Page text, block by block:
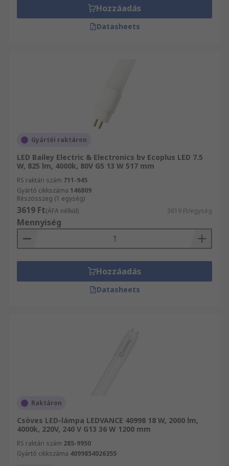
Hozzáadás
Datasheets
Gyártói raktáron
LED Bailey Electric & Electronics bv Ecoplus LED 7.5
W, 825 lm, 4000k, 80V G5 13 W 517 mm
RS raktári szám 711-945
Gyártó cikkszáma 146809
Részösszeg (1 egység)
3619 Ft(ÁFA nélkül) 3619 Ft/egység
Mennyiség
Hozzáadás
Datasheets
Raktáron
Csöves LED-lámpa LEDVANCE 40998 18 W, 2000 lm,
4000k, 220V, 240 V G13 36 W 1200 mm
RS raktári szám 285-9950
Gyártó cikkszáma 4099854026355